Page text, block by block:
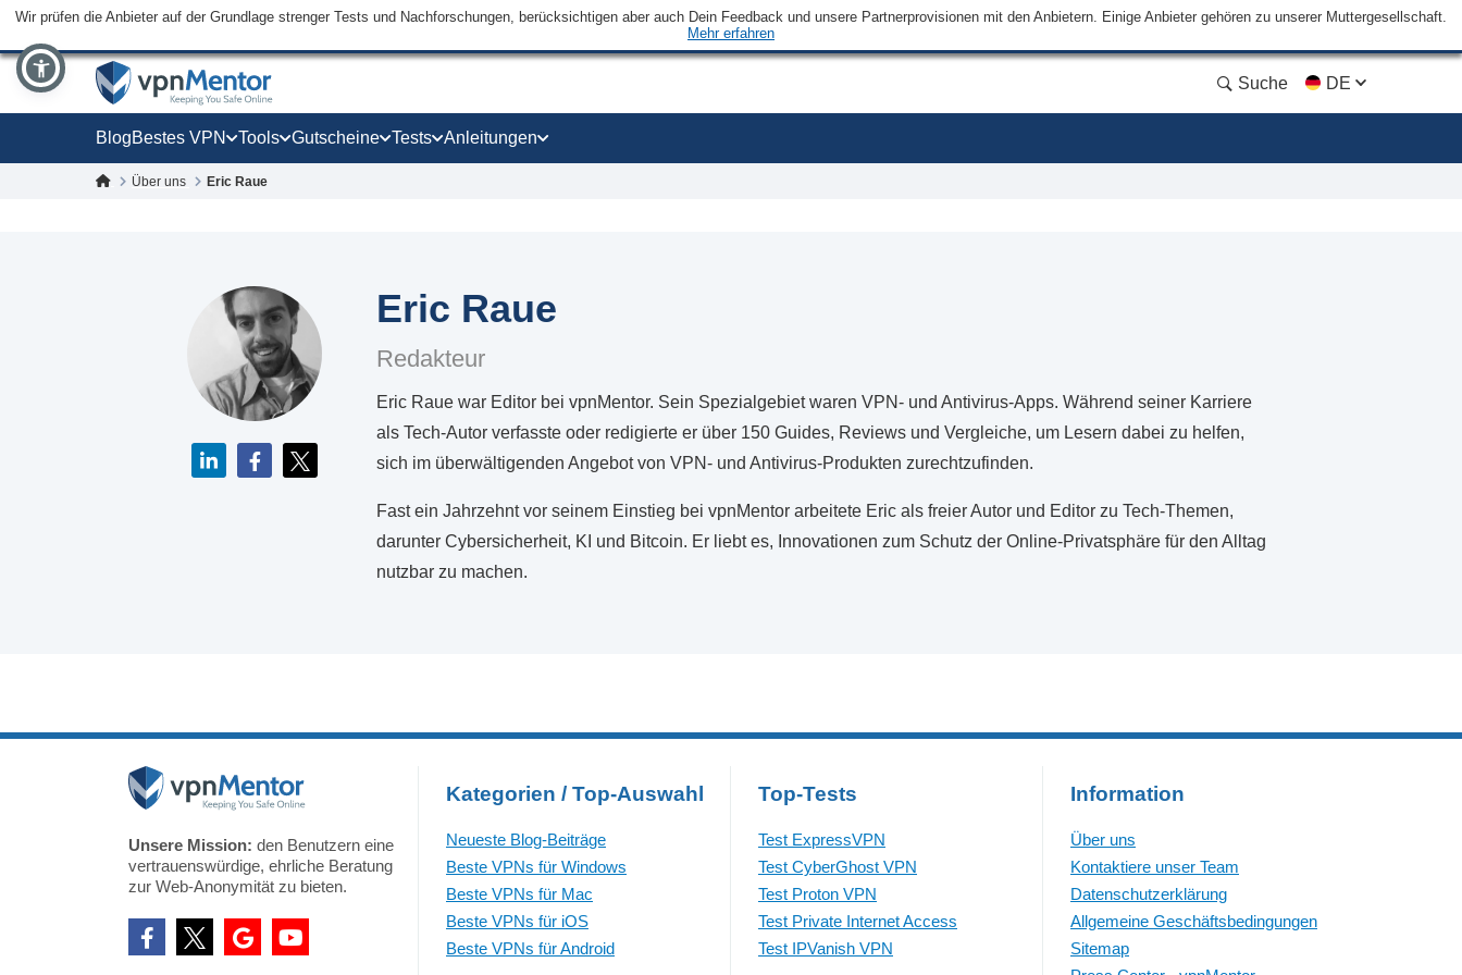
Wir prüfen die Anbieter auf der Grundlage strenger Tests und Nachforschungen, berücksichtigen aber auch Dein Feedback und unsere Partnerprovisionen mit den Anbietern. Einige Anbieter gehören zu unserer Muttergesellschaft.
Mehr erfahren
Suche DE
BlogBestes VPN Tools Gutscheine Tests Anleitungen
Über uns Eric Raue
Eric Raue
Redakteur
Eric Raue war Editor bei vpnMentor. Sein Spezialgebiet waren VPN- und Antivirus-Apps. Während seiner Karriere
als Tech-Autor verfasste oder redigierte er über 150 Guides, Reviews und Vergleiche, um Lesern dabei zu helfen,
sich im überwältigenden Angebot von VPN- und Antivirus-Produkten zurechtzufinden.
Fast ein Jahrzehnt vor seinem Einstieg bei vpnMentor arbeitete Eric als freier Autor und Editor zu Tech-Themen,
darunter Cybersicherheit, KI und Bitcoin. Er liebt es, Innovationen zum Schutz der Online-Privatsphäre für den Alltag
nutzbar zu machen.
Unsere Mission: den Benutzern eine
vertrauenswürdige, ehrliche Beratung
zur Web-Anonymität zu bieten.
Kategorien / Top-Auswahl
Neueste Blog-Beiträge
Beste VPNs für Windows
Beste VPNs für Mac
Beste VPNs für iOS
Beste VPNs für Android
Top-Tests
Test ExpressVPN
Test CyberGhost VPN
Test Proton VPN
Test Private Internet Access
Test IPVanish VPN
Information
Über uns
Kontaktiere unser Team
Datenschutzerklärung
Allgemeine Geschäftsbedingungen
Sitemap